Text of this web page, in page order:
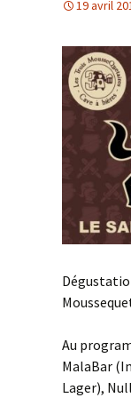
La Citad’Ale
La Bar iWhite
La MalaBar
La Barthday
La BarPain
La BarBitur’Hic
La Barégime
19 avril
Au
MalaBar
Lager),